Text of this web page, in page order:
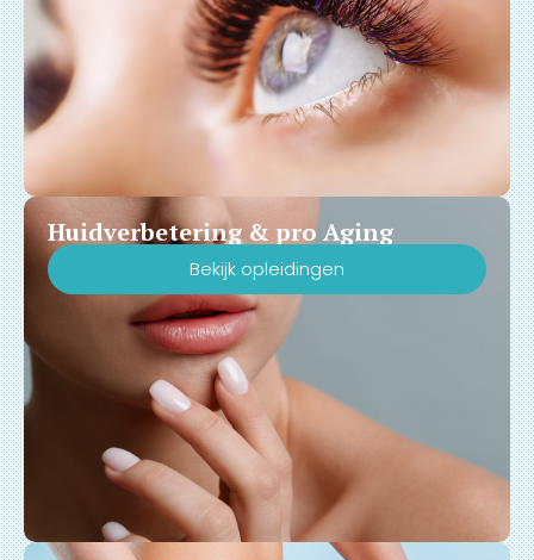
Huidverbetering & pro Aging
Bekijk opleidingen